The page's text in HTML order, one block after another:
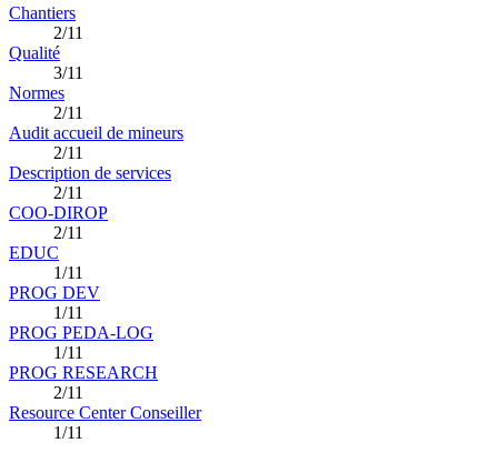
Chantiers
2/11
Qualité
3/11
Normes
2/11
Audit accueil de mineurs
2/11
Description de services
2/11
COO-DIROP
2/11
EDUC
1/11
PROG DEV
1/11
PROG PEDA-LOG
1/11
PROG RESEARCH
2/11
Resource Center Conseiller
1/11